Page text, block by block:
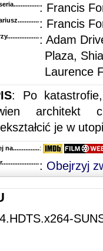
: Francis
: Francis
: Adam
Plaza,
Laurence
: Po
architekt
je w
na........................................
:
: Obejrzyj